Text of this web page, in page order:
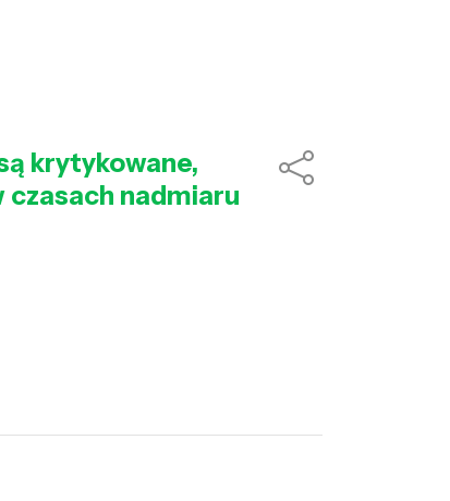
krytykowane,
nadmiaru